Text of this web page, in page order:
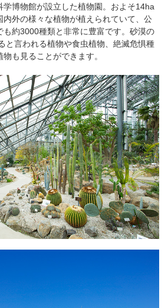
博物館が設立した植物園。およそ14ha
内外の様々な植物が植えられていて、公
も約3000種類と非常に豊富です。砂漠の
と言われる植物や食虫植物、絶滅危惧種
も見ることができます。